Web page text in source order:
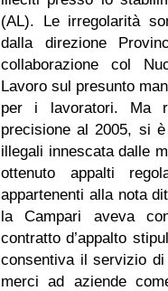
(AL). Le irregolarità
dalla direzione
collaborazione col
Lavoro sul presunto
per i lavoratori. Ma
precisione al 2005, si
illegali innescata dalle
ottenuto appalti
appartenenti alla nota
la Campari aveva
contratto d’appalto
consentiva il servizio
merci ad aziende